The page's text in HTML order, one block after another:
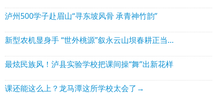
泸州500学子赴眉山“寻东坡风骨 承青神竹韵”
新型农机显身手 “世外桃源”叙永云山坝春耕正当时
最炫民族风！泸县实验学校把课间操“舞”出新花样
课还能这么上？龙马潭这所学校太会了→